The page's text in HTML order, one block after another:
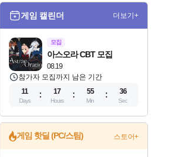
게임 캘린더 더보기+
모집
08.19
아스오라 CBT 모집
참가자 모집까지 남은 기간
11
Days
17
Hours
55
Min
35
Sec
게임 핫딜 (PC/스팀) 스토어+